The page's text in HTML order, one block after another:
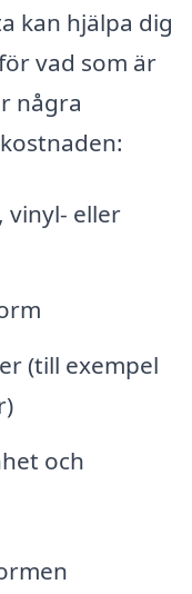
kan hjälpa dig
vad som är
några
vinyl- eller
(till exempel
och